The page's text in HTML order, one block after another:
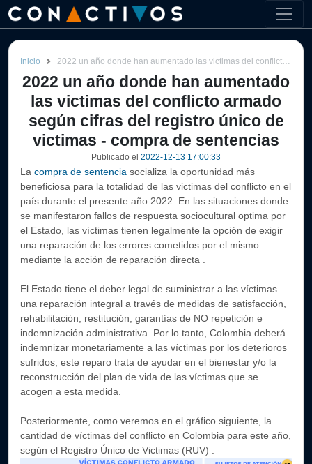
Inicio 2022 un año donde han aumentado las victimas del conflicto armado según cifras del registro único de victimas - compra de sentencias
2022 un año donde han aumentado
las victimas del conflicto armado
según cifras del registro único de
victimas - compra de sentencias
Publicado el 2022-12-13 17:00:33
La compra de sentencia socializa la oportunidad más
beneficiosa para la totalidad de las victimas del conflicto en el
país durante el presente año 2022 .En las situaciones donde
se manifestaron fallos de respuesta sociocultural optima por
el Estado, las víctimas tienen legalmente la opción de exigir
una reparación de los errores cometidos por el mismo
mediante la acción de reparación directa .
El Estado tiene el deber legal de suministrar a las víctimas
una reparación integral a través de medidas de satisfacción,
rehabilitación, restitución, garantías de NO repetición e
indemnización administrativa. Por lo tanto, Colombia deberá
indemnizar monetariamente a las víctimas por los deterioros
sufridos, este reparo trata de ayudar en el bienestar y/o la
reconstrucción del plan de vida de las víctimas que se
acogen a esta medida.
Posteriormente, como veremos en el gráfico siguiente, la
cantidad de víctimas del conflicto en Colombia para este año,
según el Registro Único de Victimas (RUV) :